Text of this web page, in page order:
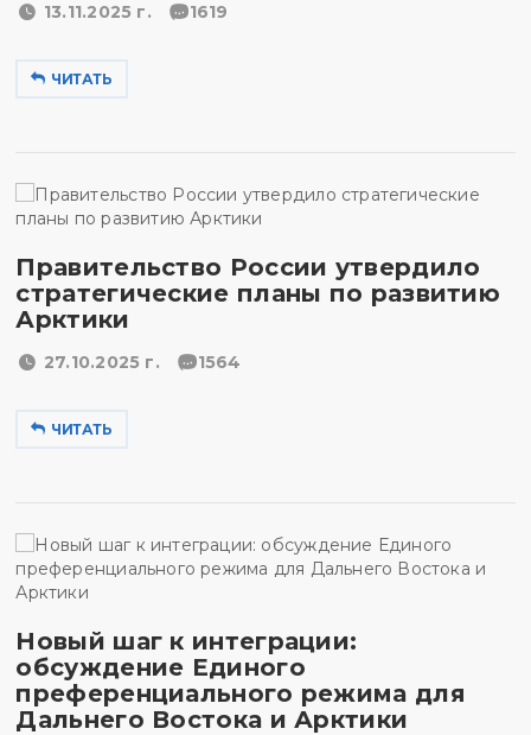
13.11.2025 г. 1619
ЧИТАТЬ
Правительство России утвердило
стратегические планы по развитию
Арктики
27.10.2025 г. 1564
ЧИТАТЬ
Новый шаг к интеграции:
обсуждение Единого
преференциального режима для
Дальнего Востока и Арктики